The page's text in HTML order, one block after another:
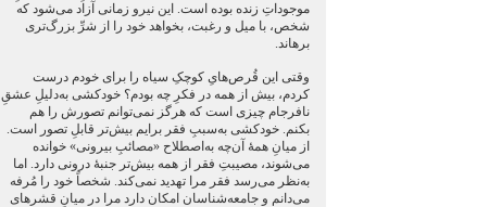
موجوداتِ زنده بوده است. این نیرو زمانی آزاد می‌شود که
شخص، با میل و رغبت، بخواهد خود را از شرِّ بزرگ‌تری
برهاند.
وقتی این قُرص‌هایِ کوچکِ سیاه را برای خودم درست
کردم، بیش از همه در فکرِ چه بودم؟ خودکشی به‌دلیلِ عشقِ
نافرجام چیزی است که هرگز نمی‌توانم تصورش را هم
بکنم. خودکشی به‌سببِ فقر برایم بیش‌تر قابلِ تصور است.
از میانِ همۀ آن‌چه به‌اصطلاح «مصائبِ بیرونی» خوانده
می‌شوند، مصیبتِ فقر از همه بیش‌تر جنبۀ درونی دارد. اما
به‌نظر می‌رسد فقر مرا تهدید نمی‌کند. شخصاً خود را مُرفه
می‌دانم و جامعه‌شناسان امکان دارد مرا در میانِ قشرهای